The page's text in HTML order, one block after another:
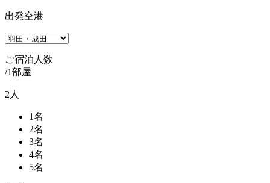
出発空港
ご宿泊人数
/1部屋
2 人
1名
2名
3名
4名
5名